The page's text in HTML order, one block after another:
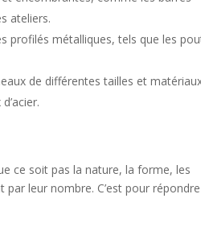
ateliers.
profilés métalliques, tels que les
de différentes tailles et
ce soit pas la nature, la forme, les
leur nombre. C’est pour